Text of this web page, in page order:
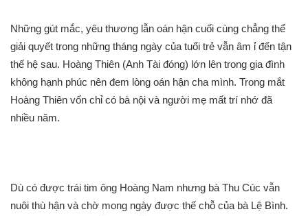
Những gút mắc, yêu thương lẫn oán hận cuối cùng chẳng thể
giải quyết trong những tháng ngày của tuổi trẻ vẫn âm ỉ đến tận
thế hệ sau. Hoàng Thiên (Anh Tài đóng) lớn lên trong gia đình
không hạnh phúc nên đem lòng oán hận cha mình. Trong mắt
Hoàng Thiên vốn chỉ có bà nội và người mẹ mất trí nhớ đã
nhiều năm.
Dù có được trái tim ông Hoàng Nam nhưng bà Thu Cúc vẫn
nuôi thù hận và chờ mong ngày được thế chỗ của bà Lệ Bình.